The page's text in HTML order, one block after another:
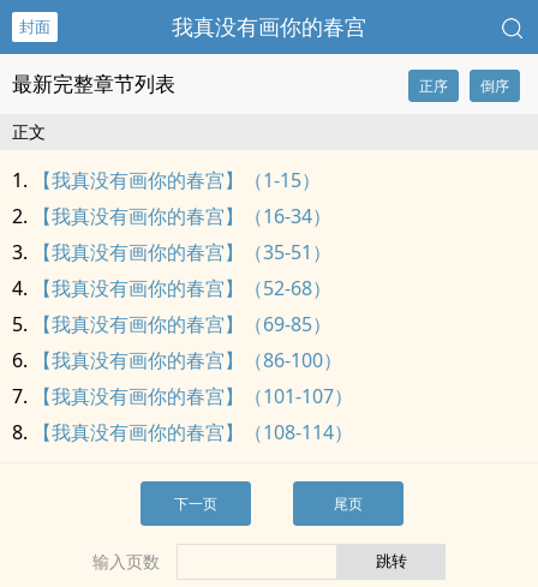
封面 我真没有画你的春宫
最新完整章节列表 正序 倒序
正文
【我真没有画你的春宫】（1-15）
【我真没有画你的春宫】（16-34）
【我真没有画你的春宫】（35-51）
【我真没有画你的春宫】（52-68）
【我真没有画你的春宫】（69-85）
【我真没有画你的春宫】（86-100）
【我真没有画你的春宫】（101-107）
【我真没有画你的春宫】（108-114）
下一页 尾页
输入页数